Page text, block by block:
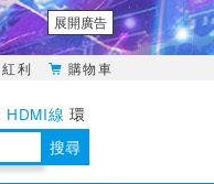
展開廣告
紅利 購物車
HDMI線 環
搜尋